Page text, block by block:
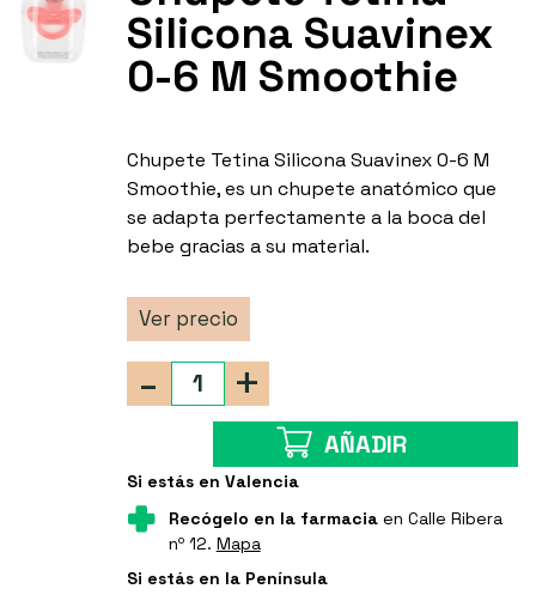
Silicona Suavinex
0-6 M Smoothie
Chupete Tetina Silicona Suavinex 0-6 M
Smoothie, es un chupete anatómico que
se adapta perfectamente a la boca del
bebe gracias a su material.
Ver precio
+
-
AÑADIR
Si estás en Valencia
Recógelo en la farmaciaen Calle Ribera
nº 12. Mapa
Si estás en la Península